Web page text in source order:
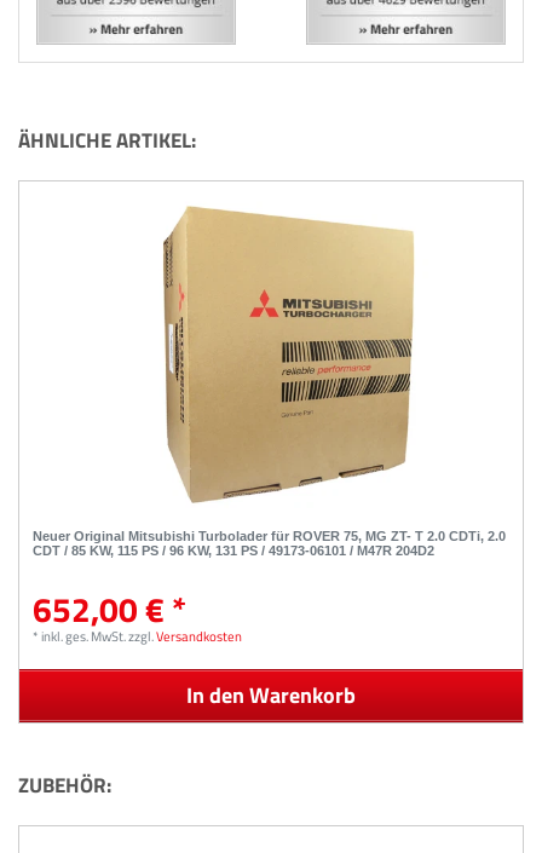
ÄHNLICHE ARTIKEL:
Neuer Original Mitsubishi Turbolader für ROVER 75, MG ZT- T 2.0 CDTi, 2.0
CDT / 85 KW, 115 PS / 96 KW, 131 PS / 49173-06101 / M47R 204D2
652,00 € *
*inkl. ges. MwSt.zzgl.Versandkosten
In den Warenkorb
ZUBEHÖR: